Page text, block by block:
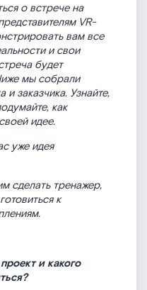
о встрече на
VR-
вам все
и свои
будет
мы собрали
заказчика. Узнайте,
как
идее.
уже идея
сделать тренажер,
к
и какого